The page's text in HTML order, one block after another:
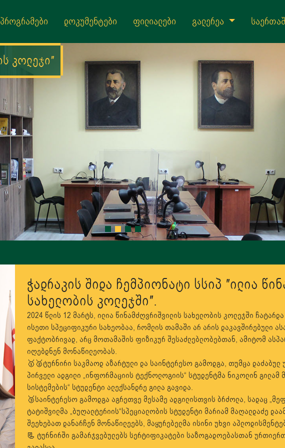
პროგრამები დოკუმენტები ფილიალები გალერეა
ჭადრაკის შიდა ჩემპიონატი სსიპ ″ილია
სახელობის კოლეჯში″.
2024 წლის 12 მარტს, ილია წინამძღვრიშვილის სახელობის კოლეჯში
ისეთი სპეციფიკური სახეობაა, რომლის თამაში არ არის დაკავშირებული
ფაქტობრივად, არც მოთამაშის ფიზიკურ შესაძლებლობებთან, ამიტომ
იღებდნენ მონაწილეობას.
🥇🥈ტურნირი საკმაოდ აზარტული და საინტერესო გამოდგა, თუმცა დაძაბულ
პირველი ადგილი „ინფორმაციის ტექნოლოგიის“ სტუდენტმა ნიკოლინ
სისტემების“ სტუდენტი ალექსანდრე გილა გავიდა.
🥉საინტერესო გამოდგა აგრეთვე მესამე ადგილისთვის ბრძოლა, სადაც
ტატიშვილმა „ბუღალტერიის“სპეციალობის სტუდენტი მარიამ მაღალდაძე
შეეხებათ დანარჩენ მონაწილეებს, მაყურებელმა ისინი უხვი
📃 ტურნირში გამარჯვებულებს სერტიფიკატები საზოგადოებასთან